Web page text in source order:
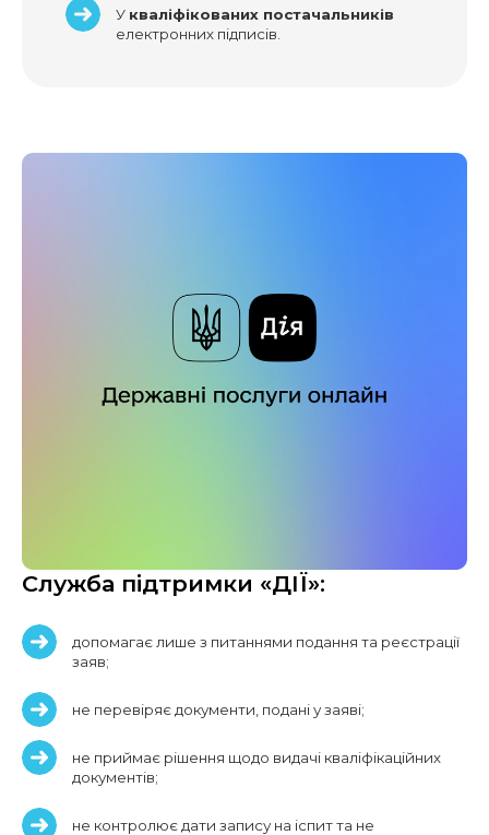
У кваліфікованих постачальників
електронних підписів.
Служба підтримки «ДІЇ»:
допомагає лише з питаннями подання та реєстрації
заяв;
не перевіряє документи, подані у заяві;
не приймає рішення щодо видачі кваліфікаційних
документів;
не контролює дати запису на іспит та не